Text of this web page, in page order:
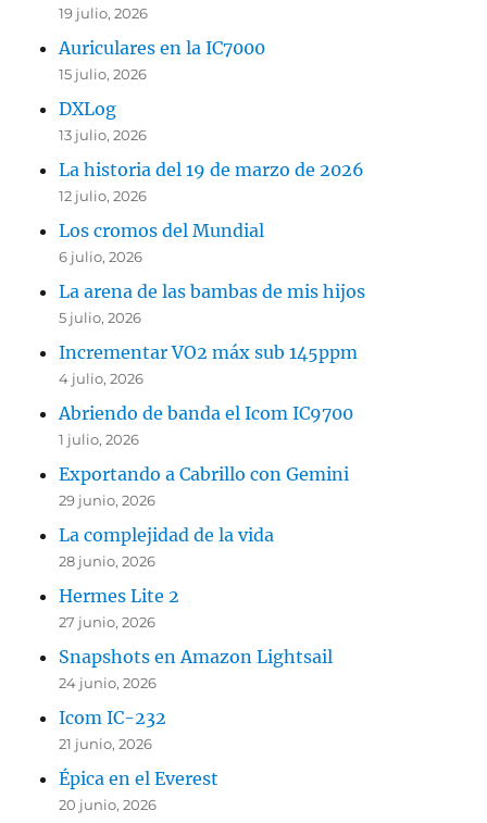
19 julio, 2026
Auriculares en la IC7000
15 julio, 2026
DXLog
13 julio, 2026
La historia del 19 de marzo de 2026
12 julio, 2026
Los cromos del Mundial
6 julio, 2026
La arena de las bambas de mis hijos
5 julio, 2026
Incrementar VO2 máx sub 145ppm
4 julio, 2026
Abriendo de banda el Icom IC9700
1 julio, 2026
Exportando a Cabrillo con Gemini
29 junio, 2026
La complejidad de la vida
28 junio, 2026
Hermes Lite 2
27 junio, 2026
Snapshots en Amazon Lightsail
24 junio, 2026
Icom IC-232
21 junio, 2026
Épica en el Everest
20 junio, 2026